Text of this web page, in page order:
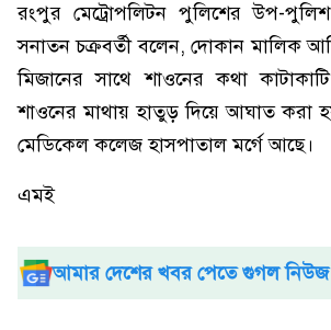
রংপুর মেট্রোপলিটন পুলিশের উপ-
সনাতন চক্রবর্তী বলেন, দোকান মালিক
মিজানের সাথে শাওনের কথা
শাওনের মাথায় হাতুড় দিয়ে আঘাত করা
মেডিকেল কলেজ হাসপাতাল মর্গে আছে।
এমই
আমার দেশের খবর পেতে গুগল